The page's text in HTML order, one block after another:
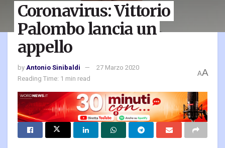
Coronavirus: Vittorio
Palombo lancia un
appello
byAntonio Sinibaldi
27 Marzo 2020
Reading Time: 1 min read
AA